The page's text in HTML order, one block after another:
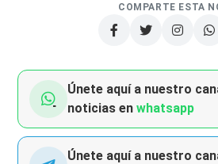
COMPARTE ESTA
Únete aquí a nuestro
noticias enwhatsapp
Únete aquí a nuestro